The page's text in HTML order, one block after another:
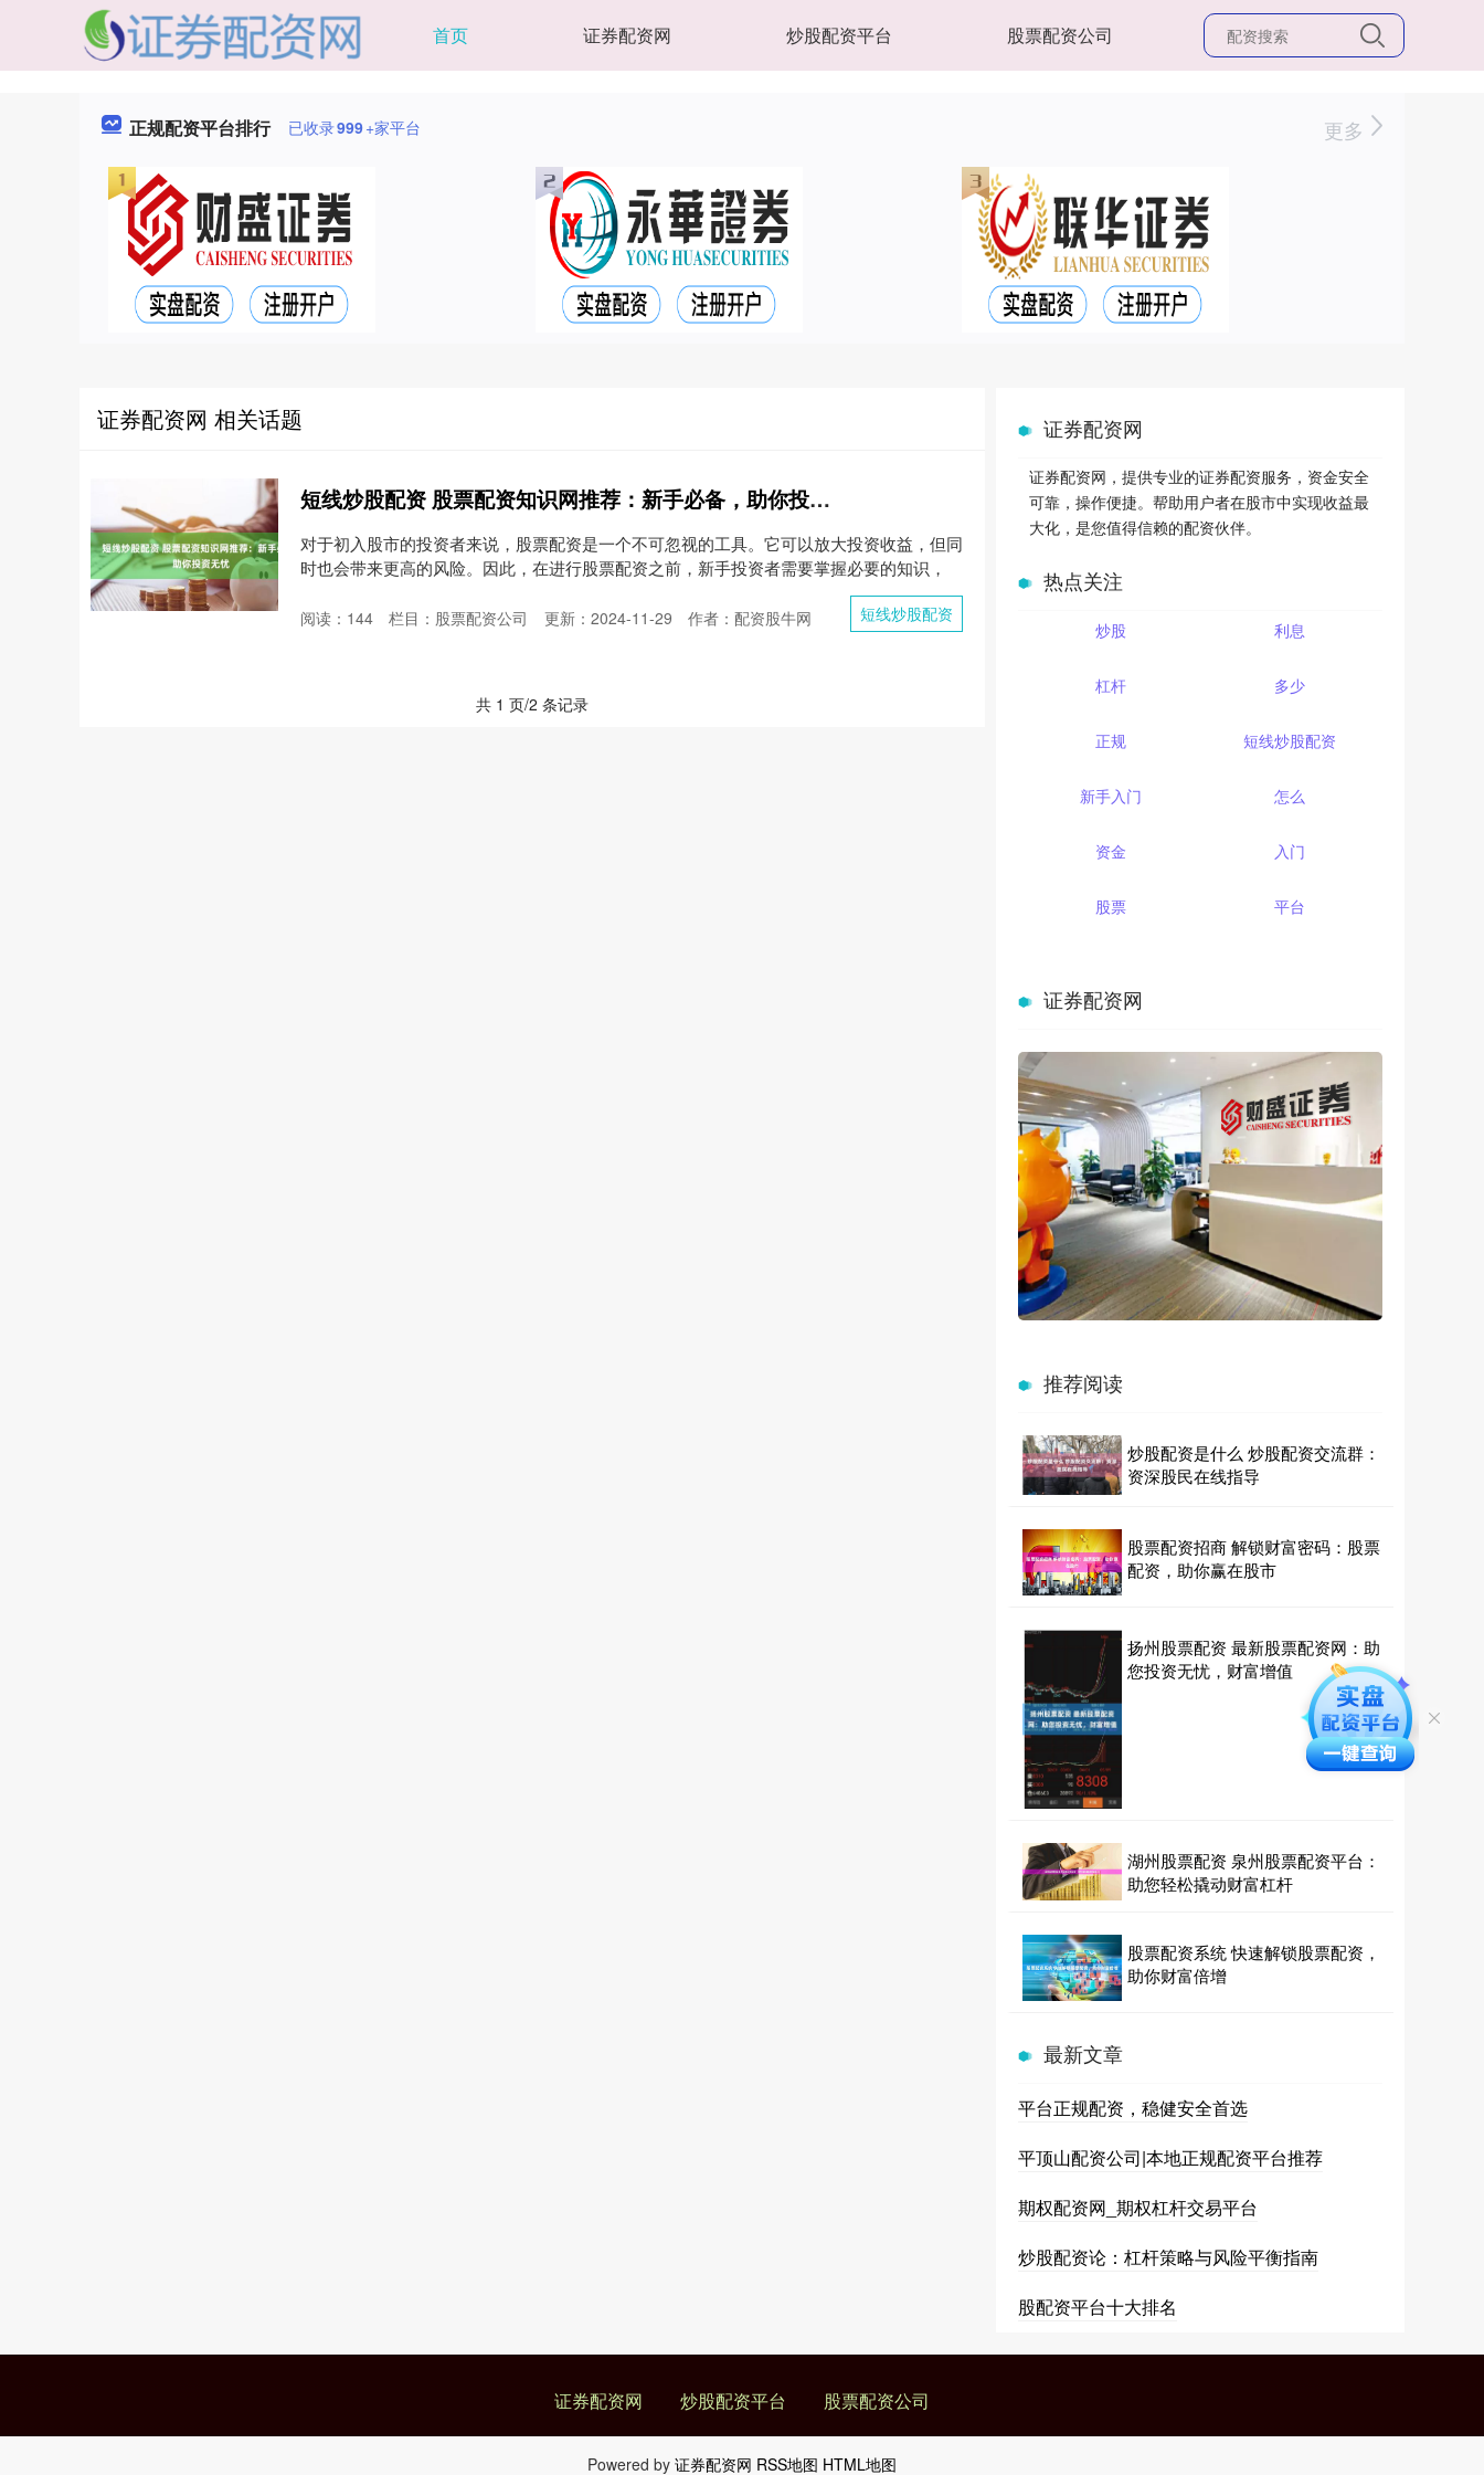
首页 证券配资网 炒股配资平台 股票配资公司
正规配资平台排行 已收录999+家平台 更多
证券配资网 相关话题
短线炒股配资 股票配资知识网推荐：新手必备，助你投资无忧
对于初入股市的投资者来说，股票配资是一个不可忽视的工具。它可以放大投资收益，但同
时也会带来更高的风险。因此，在进行股票配资之前，新手投资者需要掌握必要的知识，
短线炒股配资
更新：2024-11-29 作者：配资股牛网
阅读： 144 栏目： 股票配资公司
共 1 页/2 条记录
证券配资网
证券配资网，提供专业的证券配资服务，资金安全
可靠，操作便捷。帮助用户者在股市中实现收益最
大化，是您值得信赖的配资伙伴。
热点关注
炒股 利息
杠杆 多少
正规 短线炒股配资
新手入门 怎么
资金 入门
股票 平台
证券配资网
推荐阅读
炒股配资是什么 炒股配资交流群：
资深股民在线指导
股票配资招商 解锁财富密码：股票
配资，助你赢在股市
扬州股票配资 最新股票配资网：助
您投资无忧，财富增值
湖州股票配资 泉州股票配资平台：
助您轻松撬动财富杠杆
股票配资系统 快速解锁股票配资，
助你财富倍增
最新文章
平台正规配资，稳健安全首选
平顶山配资公司|本地正规配资平台推荐
期权配资网_期权杠杆交易平台
炒股配资论：杠杆策略与风险平衡指南
股配资平台十大排名
证券配资网 炒股配资平台 股票配资公司
Powered by 证券配资网 RSS地图 HTML地图